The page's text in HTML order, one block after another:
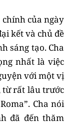
chính của ngày
kết và chủ đề
sáng tạo. Cha
nhất là việc
với một vị
từ rất lâu trước
Cha nói
đã đến thăm